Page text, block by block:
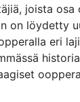
joista osa
on löydetty
eri